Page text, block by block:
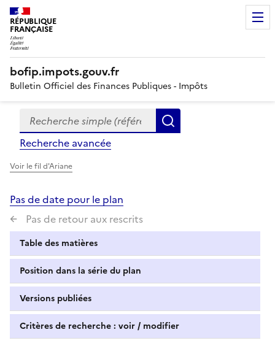
RÉPUBLIQUE
FRANÇAISE
bofip.impots.gouv.fr
Bulletin Officiel des Finances Publiques - Impôts
Formulaire
de
recherche
Recherche simple (références, mots clés, partie du
Recherche avancée
Voir le fil d'Ariane
Pas de date pour le plan
Pas de retour aux rescrits
Table des matières
Position dans la série du plan
Versions publiées
Critères de recherche : voir / modifier